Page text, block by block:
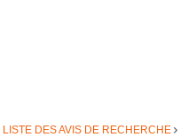
LISTE DES AVIS DE RECHERCHE